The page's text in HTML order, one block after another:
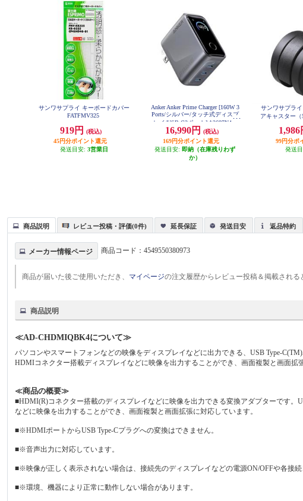
サンワサプライ キーボードカバー
FATFMV325
919円
(税込)
45円分ポイント還元
発送目安: 3営業日
Anker Anker Prime Charger [160W 3
Ports/シルバー/タッチ式ディスプ
レイ/USB-C3ポート] A2687N41
16,990円
(税込)
169円分ポイント還元
発送目安: 即納（在庫残りわず
か）
サンワサプラ
アキャスター（
1,986
99円分ポ
発送
商品説明 レビュー投稿・評価(0件) 延長保証 発送目安 返品特約
メーカー情報ページ 商品コード：4549550380973
商品が届いた後ご使用いただき、 マイページの注文履歴からレビュー投稿＆掲載される
商品説明
≪AD-CHDMIQBK4について≫
パソコンやスマートフォンなどの映像をディスプレイなどに出力できる、USB Type-
HDMIコネクター搭載ディスプレイなどに映像を出力することができ、画面複製と画面拡
≪商品の概要≫
■HDMI(R)コネクター搭載のディスプレイなどに映像を出力できる変換アダプターです
などに映像を出力することができ、画面複製と画面拡張に対応しています。
■※HDMIポートからUSB Type-Cプラグへの変換はできません。
■※音声出力に対応しています。
■※映像が正しく表示されない場合は、接続先のディスプレイなどの電源ON/OFFや各接続
■※環境、機器により正常に動作しない場合があります。